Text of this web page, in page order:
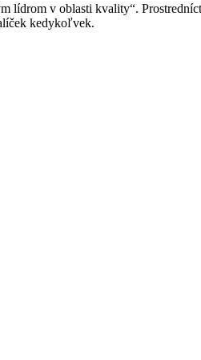
lídrom v oblasti kvality“.
kedykoľvek.